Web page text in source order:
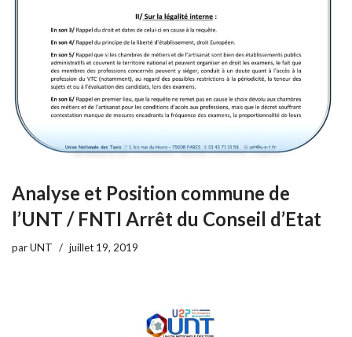
Analyse et Position commune de
l’UNT / FNTI Arrêt du Conseil d’Etat
parUNT juillet 19, 2019